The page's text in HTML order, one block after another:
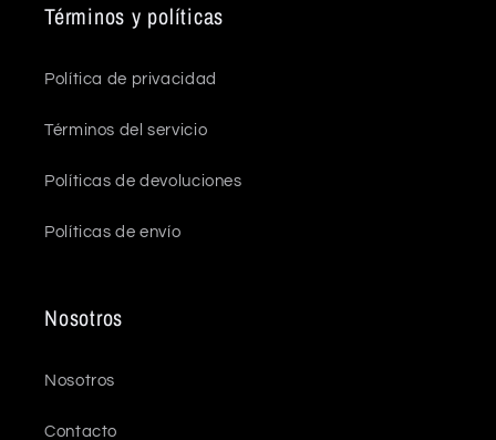
Términos y políticas
Política de privacidad
Términos del servicio
Políticas de devoluciones
Políticas de envío
Nosotros
Nosotros
Contacto